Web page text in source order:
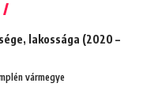
lakossága (2020 –
vármegye